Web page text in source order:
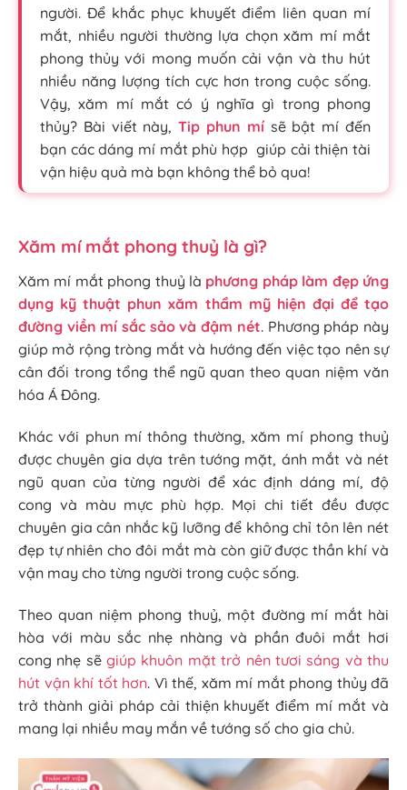
người. Để khắc phục khuyết điểm liên quan mí
mắt, nhiều người thường lựa chọn xăm mí mắt
phong thủy với mong muốn cải vận và thu hút
nhiều năng lượng tích cực hơn trong cuộc sống.
Vậy, xăm mí mắt có ý nghĩa gì trong phong
thủy? Bài viết này,Tip phun mísẽ bật mí đến
bạn các dáng mí mắt phù hợp giúp cải thiện tài
vận hiệu quả mà bạn không thể bỏ qua!
Xăm mí mắt phong thuỷ là gì?
Xăm mí mắt phong thuỷ là phương pháp làm đẹp ứng
dụng kỹ thuật phun xăm thẩm mỹ hiện đại để tạo
đường viền mí sắc sảo và đậm nét.Phương pháp này
giúp mở rộng tròng mắt và hướng đến việc tạo nên sự
cân đối trong tổng thể ngũ quan theo quan niệm văn
hóa Á Đông.
Khác với phun mí thông thường, xăm mí phong thuỷ
được chuyên gia dựa trên tướng mặt, ánh mắt và nét
ngũ quan của từng người để xác định dáng mí, độ
cong và màu mực phù hợp. Mọi chi tiết đều được
chuyên gia cân nhắc kỹ lưỡng để không chỉ tôn lên nét
đẹp tự nhiên cho đôi mắt mà còn giữ được thần khí và
vận may cho từng người trong cuộc sống.
Theo quan niệm phong thuỷ, một đường mí mắt hài
hòa với màu sắc nhẹ nhàng và phần đuôi mắt hơi
cong nhẹ sẽgiúp khuôn mặt trở nên tươi sáng và thu
hút vận khí tốt hơn. Vì thế, xăm mí mắt phong thủy đã
trở thành giải pháp cải thiện khuyết điểm mí mắt và
mang lại nhiều may mắn về tướng số cho gia chủ.